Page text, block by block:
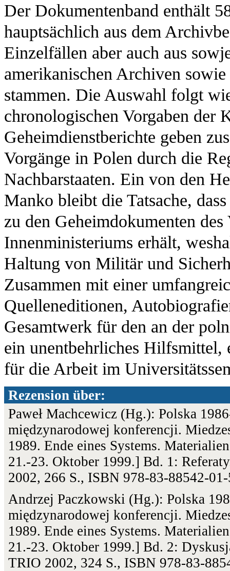
Der Dokumentenband enthält
hauptsächlich aus dem
Einzelfällen aber auch aus
amerikanischen Archiven
stammen. Die Auswahl folgt
chronologischen Vorgaben der
Geheimdienstberichte geben
Vorgänge in Polen durch die
Nachbarstaaten. Ein von den
Manko bleibt die Tatsache,
zu den Geheimdokumenten
Innenministeriums erhält,
Haltung von Militär und
Zusammen mit einer
Quelleneditionen,
Gesamtwerk für den an der
ein unentbehrliches Hilfsmittel,
für die Arbeit im
Rezension über:
Paweł Machcewicz (Hg.): Polska
międzynarodowej konferencji.
1989. Ende eines Systems.
21.-23. Oktober 1999.] Bd. 1:
2002, 266 S., ISBN 978-83-88542-
Andrzej Paczkowski (Hg.): Polska
międzynarodowej konferencji.
1989. Ende eines Systems.
21.-23. Oktober 1999.] Bd. 2:
TRIO 2002, 324 S., ISBN 978-83-